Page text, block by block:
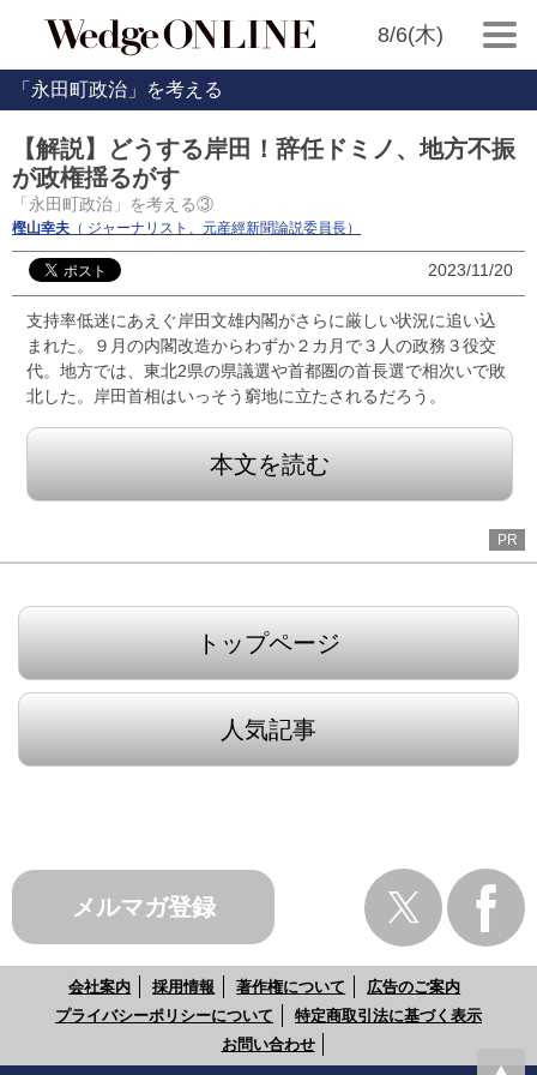
8/6(木)
「永田町政治」を考える
【解説】どうする岸田！辞任ドミノ、地方不振
が政権揺るがす
「永田町政治」を考える③
樫山幸夫 （ ジャーナリスト、元産經新聞論説委員長）
2023/11/20
支持率低迷にあえぐ岸田文雄内閣がさらに厳しい状況に追い込
まれた。９月の内閣改造からわずか２カ月で３人の政務３役交
代。地方では、東北2県の県議選や首都圏の首長選で相次いで敗
北した。岸田首相はいっそう窮地に立たされるだろう。
本文を読む
PR
トップページ
人気記事
メルマガ登録
会社案内 採用情報 著作権について
広告のご案内
プライバシーポリシーについて
特定商取引法に基づく表示
お問い合わせ